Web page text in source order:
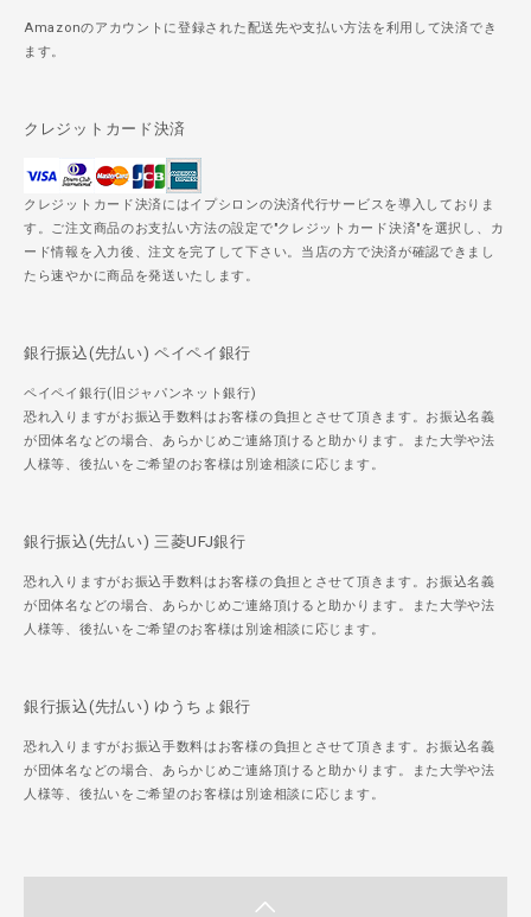
Amazonのアカウントに登録された配送先や支払い方法を利用して決済でき
ます。
クレジットカード決済
クレジットカード決済にはイプシロンの決済代行サービスを導入しておりま
す。ご注文商品のお支払い方法の設定で"クレジットカード決済"を選択し、カ
ード情報を入力後、注文を完了して下さい。当店の方で決済が確認できまし
たら速やかに商品を発送いたします。
銀行振込(先払い) ペイペイ銀行
ペイペイ銀行(旧ジャパンネット銀行)
恐れ入りますがお振込手数料はお客様の負担とさせて頂きます。お振込名義
が団体名などの場合、あらかじめご連絡頂けると助かります。また大学や法
人様等、後払いをご希望のお客様は別途相談に応じます。
銀行振込(先払い) 三菱UFJ銀行
恐れ入りますがお振込手数料はお客様の負担とさせて頂きます。お振込名義
が団体名などの場合、あらかじめご連絡頂けると助かります。また大学や法
人様等、後払いをご希望のお客様は別途相談に応じます。
銀行振込(先払い) ゆうちょ銀行
恐れ入りますがお振込手数料はお客様の負担とさせて頂きます。お振込名義
が団体名などの場合、あらかじめご連絡頂けると助かります。また大学や法
人様等、後払いをご希望のお客様は別途相談に応じます。